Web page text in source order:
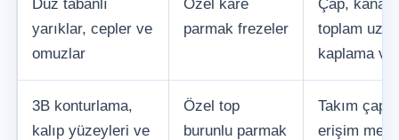
Düz tabanlı
yarıklar, cepler ve
omuzlar
Özel kare
parmak frezeler
Çap, kanal
toplam
kaplama ve
3B konturlama,
kalıp yüzeyleri ve
Özel top
burunlu parmak
Takım
erişim